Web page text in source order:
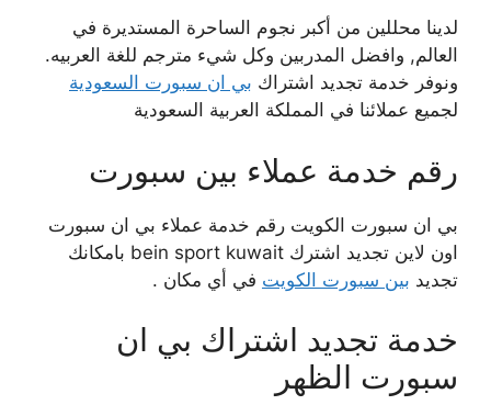
لدينا محللين من أكبر نجوم الساحرة المستديرة في
العالم, وافضل المدربين وكل شيء مترجم للغة العربيه.
ونوفر خدمة تجديد اشتراك بي ان سبورت السعودية
لجميع عملائنا في المملكة العربية السعودية
رقم خدمة عملاء بين سبورت
بي ان سبورت الكويت رقم خدمة عملاء بي ان سبورت
اون لاين تجديد اشترك bein sport kuwait بامكانك
تجديد بين سبورت الكويت في أي مكان .
خدمة تجديد اشتراك بي ان
سبورت الظهر